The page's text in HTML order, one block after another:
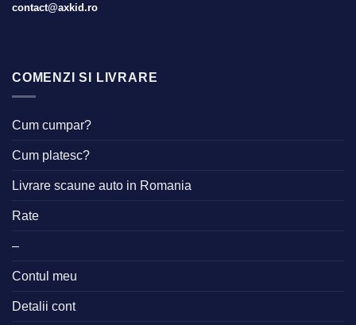
contact@axkid.ro
COMENZI SI LIVRARE
Cum cumpar?
Cum platesc?
Livrare scaune auto in Romania
Rate
–
Contul meu
Detalii cont